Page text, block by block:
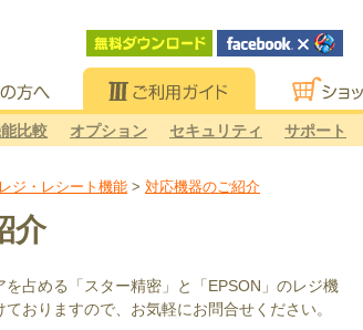
方へ ご利用ガイド ショップ
比較 オプション セキュリティ サポート
レジ・レシート機能 > 対応機器のご紹介
介
占める「スター精密」と「EPSON」のレジ機
おりますので、お気軽にお問合せください。